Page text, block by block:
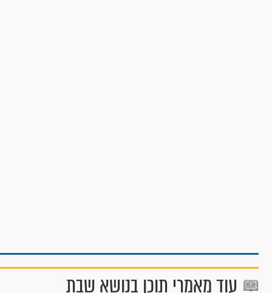
עוד מאמרי תוכן בנושא שבת